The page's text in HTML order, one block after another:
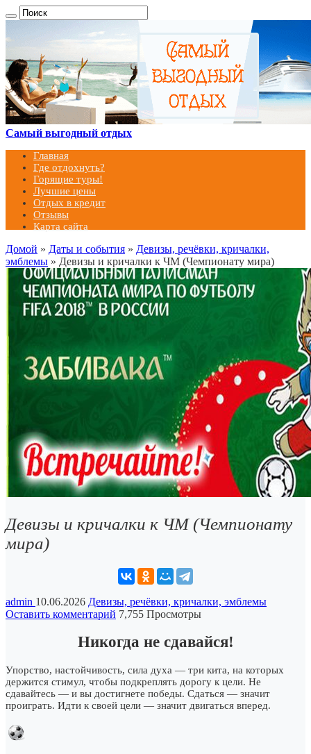
Самый выгодный отдых
Главная
Где отдохнуть?
Горящие туры!
Лучшие цены
Отдых в кредит
Отзывы
Карта сайта
Домой » Даты и события » Девизы, речёвки, кричалки,
эмблемы » Девизы и кричалки к ЧМ (Чемпионату мира)
Девизы и кричалки к ЧМ (Чемпионату
мира)
admin 10.06.2026 Девизы, речёвки, кричалки, эмблемы
Оставить комментарий 7,755 Просмотры
Никогда не сдавайся!
Упорство, настойчивость, сила духа — три кита, на которых
держится стимул, чтобы подкреплять дорогу к цели. Не
сдавайтесь — и вы достигнете победы. Сдаться — значит
проиграть. Идти к своей цели — значит двигаться вперед.